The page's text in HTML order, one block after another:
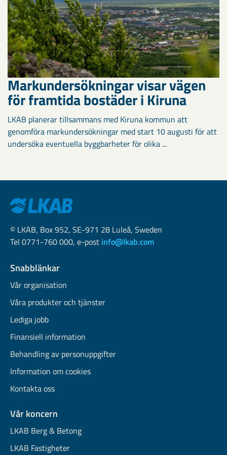
Markundersökningar visar vägen
för framtida bostäder i Kiruna
LKAB planerar tillsammans med Kiruna kommun att
genomföra markundersökningar med start 10 augusti för att
undersöka eventuella byggbarheter för olika ...
© LKAB, Box 952, SE-971 28 Luleå, Sweden
Tel 0771-760 000, e-post info@lkab.com
Snabblänkar
Vår organisation
Våra produkter och tjänster
Lediga jobb
Finansiell information
Behandling av personuppgifter
Information om cookies
Kontakta oss
Vår koncern
LKAB Berg & Betong
LKAB Fastigheter